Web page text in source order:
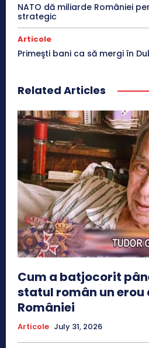
NATO dă miliarde României
strategic
Articole
Primeşti bani ca să mergi în
Related Articles
Cum a batjocorit
statul român un
României
Articole July 31, 2026